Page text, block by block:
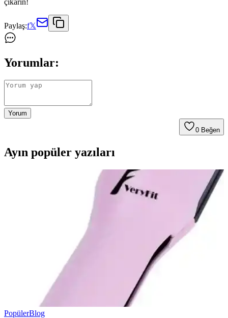
çıkarın!
Paylaş:f𝕏
Yorumlar:
Yorum
0 Beğen
Ayın popüler yazıları
PopülerBlog